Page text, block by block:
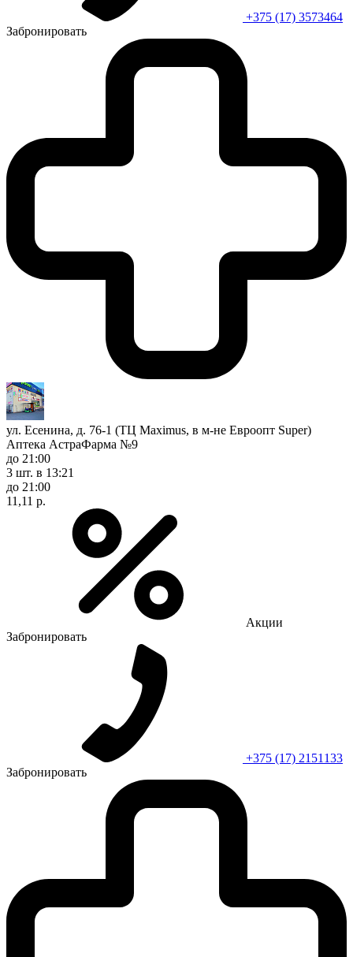
+375 (17) 3573464
Забронировать
ул. Есенина, д. 76-1 (ТЦ Maximus, в м-не Евроопт Super)
Аптека АстраФарма №9
до 21:00
3 шт. в 13:21
до 21:00
11,11 р.
Акции
Забронировать
+375 (17) 2151133
Забронировать